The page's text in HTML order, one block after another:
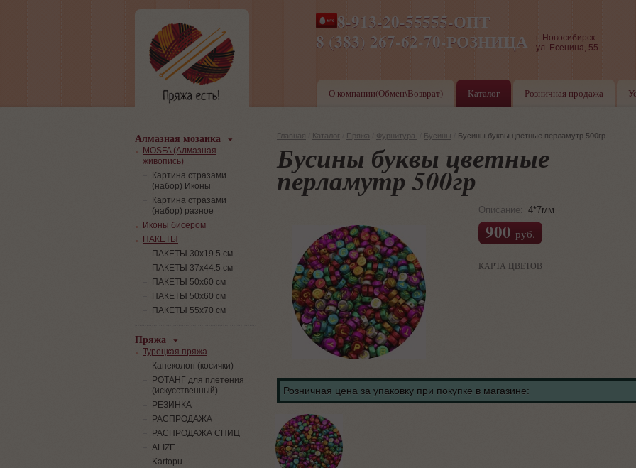
8-913-20-55555-ОПТ
8 (383) 267-62-70-РОЗНИЦА
ПН-ПТ 8-17,СБ-ВС 9-17
г. Новосибирск
ул. Есенина, 55
О компании(Обмен\Возврат) Каталог Розничная продажа
Главная Каталог Пряжа Фурнитура Бусины Бусины буквы цветные перламутр 500гр
Бусины буквы цветные
перламутр 500гр
Описание: 4*7мм
900 руб.
КАРТА ЦВЕТОВ
Розничная цена за упаковку при покупке в магазине:
Алмазная мозаика
MOSFA (Алмазная
живопись)
Картина стразами
(набор) Иконы
Картина стразами
(набор) разное
Иконы бисером
ПАКЕТЫ
ПАКЕТЫ 30х19.5 см
ПАКЕТЫ 37х44.5 см
ПАКЕТЫ 50х60 см
ПАКЕТЫ 50х60 см
ПАКЕТЫ 55х70 см
Пряжа
Турецкая пряжа
Канеколон (косички)
РОТАНГ для плетения
(искусственный)
PЕЗИНКА
РАСПРОДАЖА
РАСПРОДАЖА СПИЦ
ALIZE
Kartopu